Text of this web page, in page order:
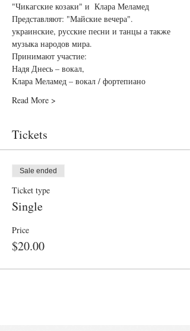
"Чикагские козаки" и  Клара Меламед
Представляют: "Майские вечера".
украинские, русские песни и танцы а также
музыкa народов мира.
Принимают участие:
Надя Днесь – вокал,
Клара Меламед – вокал / фортепиано
Read More >
Tickets
Sale ended
Ticket type
Single
Price
$20.00